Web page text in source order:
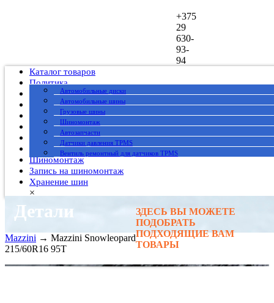
+375
29
630-
93-
94
Каталог товаров
Автомобильные диски
Автомобильные шины
Грузовые шины
Шиномонтаж
Автозапчасти
Датчики давления TPMS
Вентиль ремонтный для датчиков TPMS
Политика
Публичный договор
О нас
Оплата
Доставка
Вакансии
Гарантия
Шиномонтаж
Запись на шиномонтаж
Хранение шин
×
Детали
ЗДЕСЬ ВЫ МОЖЕТЕ
ПОДОБРАТЬ
ПОДХОДЯЩИЕ ВАМ
ТОВАРЫ
Mazzini → Mazzini Snowleopard
215/60R16 95T